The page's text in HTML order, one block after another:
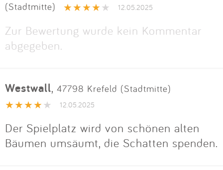
(Stadtmitte)
12.05.2025
Zur Bewertung wurde kein Kommentar
abgegeben.
Westwall, 47798 Krefeld (Stadtmitte)
12.05.2025
Der Spielplatz wird von schönen alten
Bäumen umsäumt, die Schatten spenden.